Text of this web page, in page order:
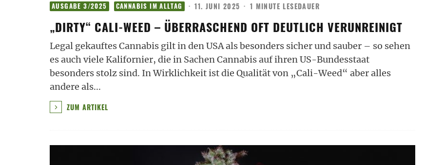
AUSGABE 3/2025 CANNABIS IM ALLTAG · 11. JUNI 2025 · 1 MINUTE LESEDAUER
„DIRTY“ CALI-WEED – ÜBERRASCHEND OFT DEUTLICH VERUNREINIGT
Legal gekauftes Cannabis gilt in den USA als besonders sicher und sauber – so sehen
es auch viele Kalifornier, die in Sachen Cannabis auf ihren US-Bundesstaat
besonders stolz sind. In Wirklichkeit ist die Qualität von „Cali-Weed“ aber alles
andere als...
ZUM ARTIKEL